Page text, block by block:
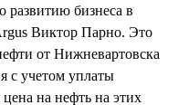
развитию бизнеса в
Виктор Парно. Это
от Нижневартовска
с учетом уплаты
на нефть на этих